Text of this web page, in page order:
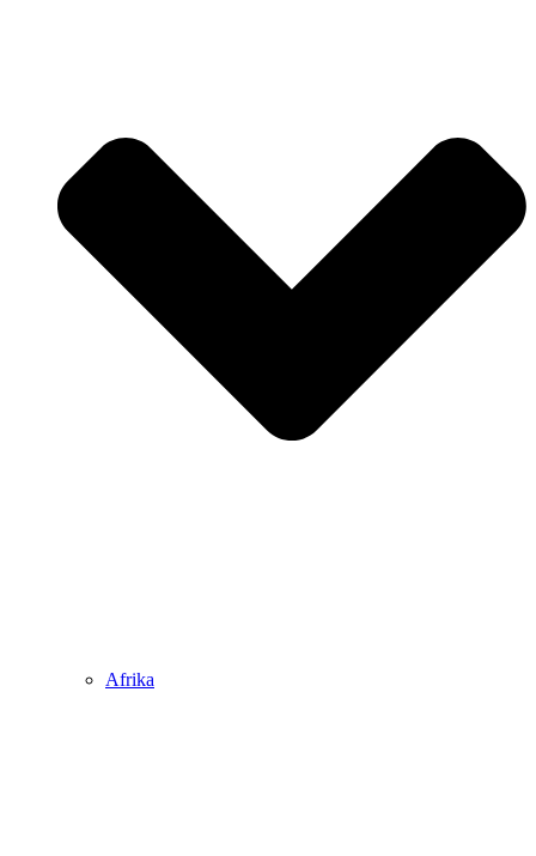
Afrika